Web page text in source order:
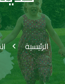
الرئيسية